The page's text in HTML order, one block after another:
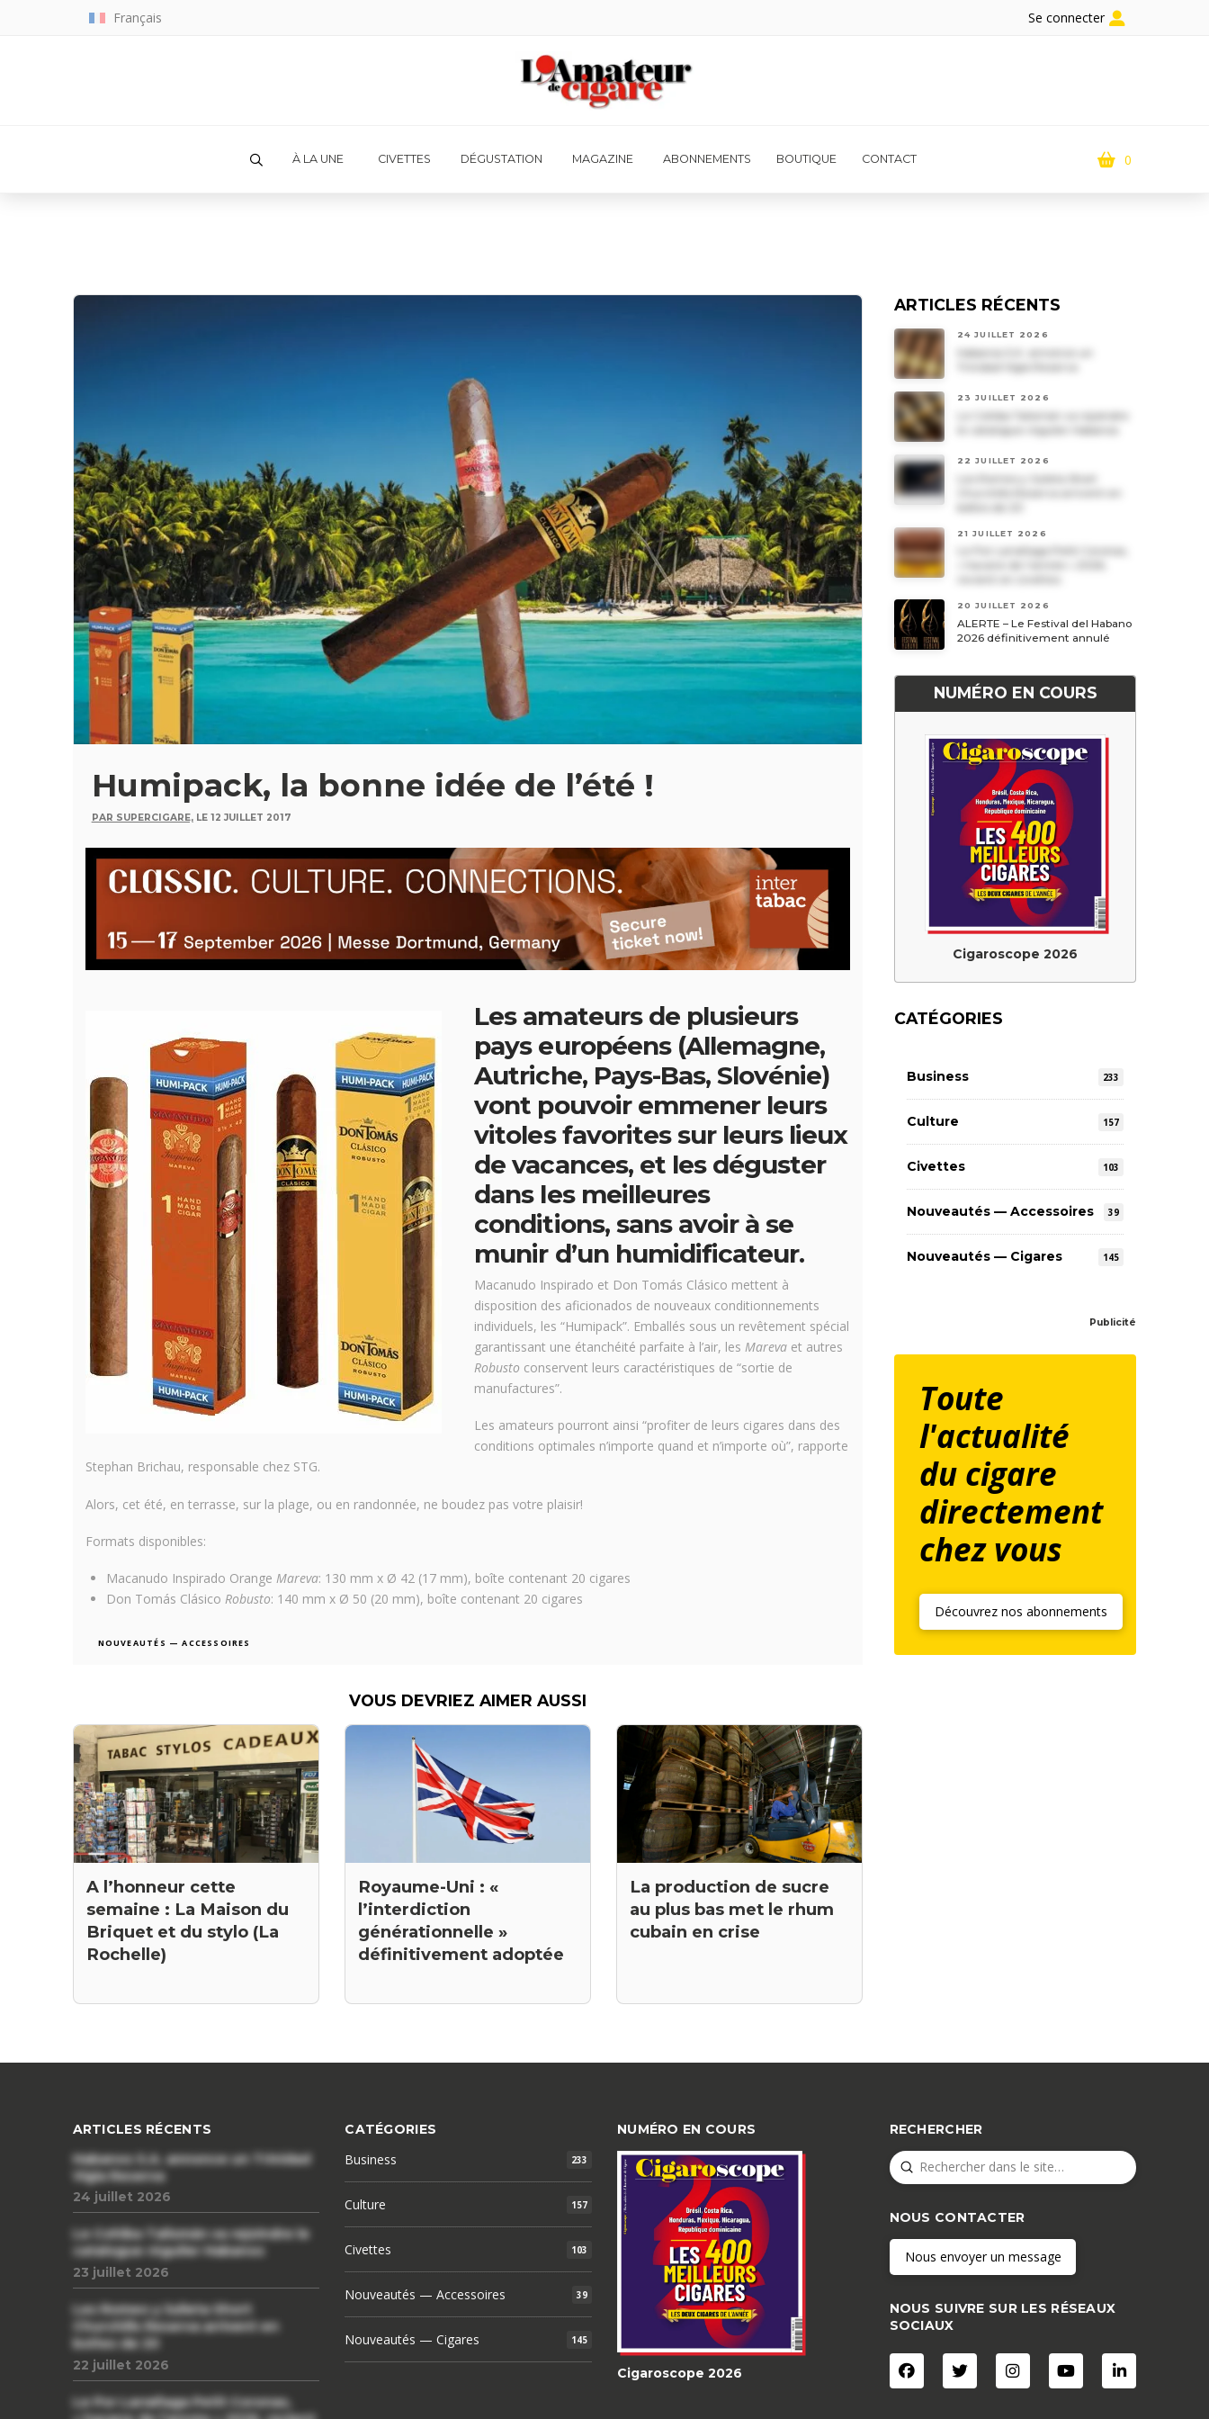
Français Se connecter
À LA UNE CIVETTES DÉGUSTATION MAGAZINE ABONNEMENTS BOUTIQUE CONTACT 0
Humipack, la bonne idée de l’été !
PAR SUPERCIGARE, LE 12 JUILLET 2017
Les amateurs de plusieurs
pays européens (Allemagne,
Autriche, Pays-Bas, Slovénie)
vont pouvoir emmener leurs
vitoles favorites sur leurs lieux
de vacances, et les déguster
dans les meilleures
conditions, sans avoir à se
munir d’un humidificateur.
Macanudo Inspirado et Don Tomás Clásico mettent à
disposition des aficionados de nouveaux conditionnements
individuels, les “Humipack”. Emballés sous un revêtement spécial
garantissant une étanchéité parfaite à l’air, les Mareva et autres
Robusto conservent leurs caractéristiques de “sortie de
manufactures”.
Les amateurs pourront ainsi “profiter de leurs cigares dans des
conditions optimales n’importe quand et n’importe où”, rapporte
Stephan Brichau, responsable chez STG.
Alors, cet été, en terrasse, sur la plage, ou en randonnée, ne boudez pas votre plaisir!
Formats disponibles:
Macanudo Inspirado Orange Mareva: 130 mm x Ø 42 (17 mm), boîte contenant 20 cigares
Don Tomás Clásico Robusto: 140 mm x Ø 50 (20 mm), boîte contenant 20 cigares
NOUVEAUTÉS — ACCESSOIRES
VOUS DEVRIEZ AIMER AUSSI
A l’honneur cette
semaine : La Maison du
Briquet et du stylo (La
Rochelle)
Royaume-Uni : «
l’interdiction
générationnelle »
définitivement adoptée
La production de sucre
au plus bas met le rhum
cubain en crise
ARTICLES RÉCENTS
24 JUILLET 2026
Habanos S.A. annonce un
Trinidad Vigia Reserva
23 JUILLET 2026
Le Cohiba Talismán va rejoindre
le catalogue régulier Habanos
22 JUILLET 2026
Les Romeo y Julieta Short
21 JUILLET 2026
Le Por Larrañaga Petit Coronas,
20 JUILLET 2026
ALERTE – Le Festival del Habano
2026 définitivement annulé
NUMÉRO EN COURS
Cigaroscope 2026
CATÉGORIES
Business 233
Culture 157
Civettes 103
Nouveautés — Accessoires 39
Nouveautés — Cigares 145
Publicité
Toute
l'actualité
du cigare
directement
chez vous
Découvrez nos abonnements
ARTICLES RÉCENTS
Habanos S.A. annonce un Trinidad
Vigia Reserva
24 juillet 2026
Le Cohiba Talismán va rejoindre le
catalogue régulier Habanos
23 juillet 2026
Les Romeo y Julieta Short
Churchills Reserva arrivent en
boîtes de 20
22 juillet 2026
Le Por Larrañaga Petit Coronas,
CATÉGORIES
Business 233
Culture 157
Civettes 103
Nouveautés — Accessoires 39
Nouveautés — Cigares 145
NUMÉRO EN COURS
Cigaroscope 2026
RECHERCHER
Search
Submit
NOUS CONTACTER
Nous envoyer un message
NOUS SUIVRE SUR LES RÉSEAUX
SOCIAUX